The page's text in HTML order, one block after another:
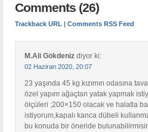
Comments (26)
Trackback URL |Comments RSS Feed
M.Ali Gökdeniz diyor ki:
02 Haziran 2020, 20:07
23 yaşında 45 kg.kızımın odasına
özel yapım ağaçtan yatak yapmak
ölçüleri ;200×150 olacak ve halatla
istiyorum,kapalı kanca dübeli
bu konuda bir öneride